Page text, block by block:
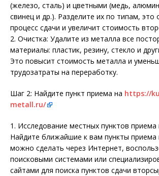
(железо, сталь) и цветными (медь,
свинец и др.). Разделите их по типам, это
процесс сдачи и увеличит стоимость
2. Очистка: Удалите из металла все
материалы: пластик, резину, стекло и
Это повысит стоимость металла и
трудозатраты на переработку.
Шаг 2: Найдите пункт приема на https://
metall.ru/
1. Исследование местных пунктов приема
Найдите ближайшие к вам пункты приема
можно сделать через Интернет,
поисковыми системами или
сайтами для поиска пунктов сдачи